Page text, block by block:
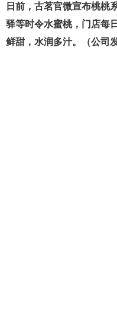
日前，古茗官微宣布桃桃
驿等时令水蜜桃，门店每
鲜甜，水润多汁。（公司发